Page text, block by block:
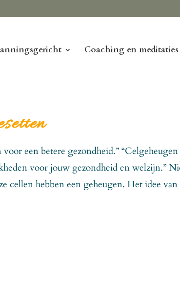
Coaching en meditaties
een betere gezondheid.”
voor jouw gezondheid en welzijn.”
cellen hebben een geheugen. Het idee van